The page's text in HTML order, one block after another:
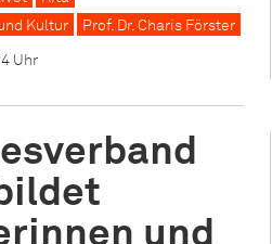
Kultur
Prof. Dr. Charis Förster
Uhr
und